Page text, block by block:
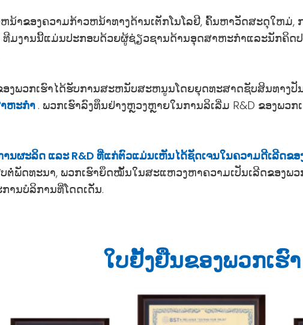
ນ້າຂອງຄວາມກ້າວຫນ້າທາງດ້ານເຕັກໂນໂລຢີ, ຄົ້ນຫາວັດສະດຸໃຫມ່,
ມງານນີ້ແມ່ນປະກອບດ້ວຍຜູ້ຊ່ຽວຊານດ້ານອຸດສາຫະກໍາແລະນັກຄິດ
ອງພວກເຮົາໄດ້ຮັບການສະຫນັບສະຫນູນໂດຍຍຸດທະສາດຊັບສິນທາງປັ
ຫະກໍາ . ພວກເຮົາລົງທຶນຢ່າງຫຼວງຫຼາຍໃນການລິເລີ່ມ R&D ຂອງພ
ນຜະລິດ ແລະ R&D ທີ່ແກ່ຕົວແມ່ນເຫັນໄດ້ຊັດເຈນໃນຄວາມດີເລີດຂ
ຕໍ່ພັດທະນາ, ພວກເຮົາຍຶດໝັ້ນໃນສະແຫວງຫາຄວາມເປັນເລີດຂອງພ
ານບໍລິການທີ່ໂດດເດັ່ນ.
ໃບ​ຢັ້ງ​ຢືນ​ຂອງ​ພວກ​ເຮົາ​